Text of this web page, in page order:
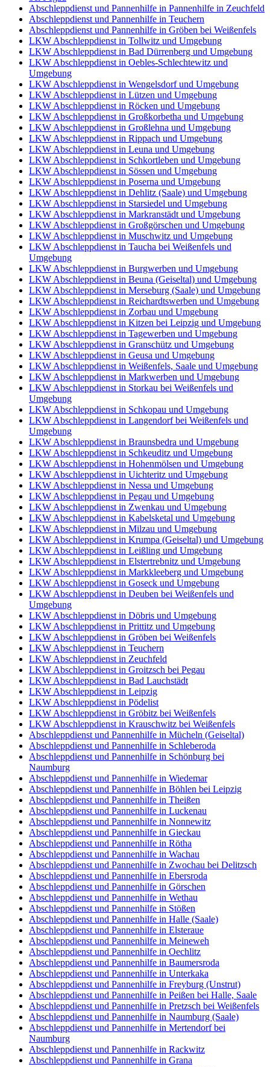
Abschleppdienst und Pannenhilfe in Pannenhilfe in Zeuchfeld
Abschleppdienst und Pannenhilfe in Teuchern
Abschleppdienst und Pannenhilfe in Gröben bei Weißenfels
LKW Abschleppdienst in Tollwitz und Umgebung
LKW Abschleppdienst in Bad Dürrenberg und Umgebung
LKW Abschleppdienst in Oebles-Schlechtewitz und
Umgebung
LKW Abschleppdienst in Wengelsdorf und Umgebung
LKW Abschleppdienst in Lützen und Umgebung
LKW Abschleppdienst in Röcken und Umgebung
LKW Abschleppdienst in Großkorbetha und Umgebung
LKW Abschleppdienst in Großlehna und Umgebung
LKW Abschleppdienst in Rippach und Umgebung
LKW Abschleppdienst in Leuna und Umgebung
LKW Abschleppdienst in Schkortleben und Umgebung
LKW Abschleppdienst in Sössen und Umgebung
LKW Abschleppdienst in Poserna und Umgebung
LKW Abschleppdienst in Dehlitz (Saale) und Umgebung
LKW Abschleppdienst in Starsiedel und Umgebung
LKW Abschleppdienst in Markranstädt und Umgebung
LKW Abschleppdienst in Großgörschen und Umgebung
LKW Abschleppdienst in Muschwitz und Umgebung
LKW Abschleppdienst in Taucha bei Weißenfels und
Umgebung
LKW Abschleppdienst in Burgwerben und Umgebung
LKW Abschleppdienst in Beuna (Geiseltal) und Umgebung
LKW Abschleppdienst in Merseburg (Saale) und Umgebung
LKW Abschleppdienst in Reichardtswerben und Umgebung
LKW Abschleppdienst in Zorbau und Umgebung
LKW Abschleppdienst in Kitzen bei Leipzig und Umgebung
LKW Abschleppdienst in Tagewerben und Umgebung
LKW Abschleppdienst in Granschütz und Umgebung
LKW Abschleppdienst in Geusa und Umgebung
LKW Abschleppdienst in Weißenfels, Saale und Umgebung
LKW Abschleppdienst in Markwerben und Umgebung
LKW Abschleppdienst in Storkau bei Weißenfels und
Umgebung
LKW Abschleppdienst in Schkopau und Umgebung
LKW Abschleppdienst in Langendorf bei Weißenfels und
Umgebung
LKW Abschleppdienst in Braunsbedra und Umgebung
LKW Abschleppdienst in Schkeuditz und Umgebung
LKW Abschleppdienst in Hohenmölsen und Umgebung
LKW Abschleppdienst in Uichteritz und Umgebung
LKW Abschleppdienst in Nessa und Umgebung
LKW Abschleppdienst in Pegau und Umgebung
LKW Abschleppdienst in Zwenkau und Umgebung
LKW Abschleppdienst in Kabelsketal und Umgebung
LKW Abschleppdienst in Milzau und Umgebung
LKW Abschleppdienst in Krumpa (Geiseltal) und Umgebung
LKW Abschleppdienst in Leißling und Umgebung
LKW Abschleppdienst in Elstertrebnitz und Umgebung
LKW Abschleppdienst in Markkleeberg und Umgebung
LKW Abschleppdienst in Goseck und Umgebung
LKW Abschleppdienst in Deuben bei Weißenfels und
Umgebung
LKW Abschleppdienst in Döbris und Umgebung
LKW Abschleppdienst in Prittitz und Umgebung
LKW Abschleppdienst in Gröben bei Weißenfels
LKW Abschleppdienst in Teuchern
LKW Abschleppdienst in Zeuchfeld
LKW Abschleppdienst in Groitzsch bei Pegau
LKW Abschleppdienst in Bad Lauchstädt
LKW Abschleppdienst in Leipzig
LKW Abschleppdienst in Pödelist
LKW Abschleppdienst in Gröbitz bei Weißenfels
LKW Abschleppdienst in Krauschwitz bei Weißenfels
Abschleppdienst und Pannenhilfe in Mücheln (Geiseltal)
Abschleppdienst und Pannenhilfe in Schleberoda
Abschleppdienst und Pannenhilfe in Schönburg bei
Naumburg
Abschleppdienst und Pannenhilfe in Wiedemar
Abschleppdienst und Pannenhilfe in Böhlen bei Leipzig
Abschleppdienst und Pannenhilfe in Theißen
Abschleppdienst und Pannenhilfe in Luckenau
Abschleppdienst und Pannenhilfe in Nonnewitz
Abschleppdienst und Pannenhilfe in Gieckau
Abschleppdienst und Pannenhilfe in Rötha
Abschleppdienst und Pannenhilfe in Wachau
Abschleppdienst und Pannenhilfe in Zwochau bei Delitzsch
Abschleppdienst und Pannenhilfe in Ebersroda
Abschleppdienst und Pannenhilfe in Görschen
Abschleppdienst und Pannenhilfe in Wethau
Abschleppdienst und Pannenhilfe in Stößen
Abschleppdienst und Pannenhilfe in Halle (Saale)
Abschleppdienst und Pannenhilfe in Elsteraue
Abschleppdienst und Pannenhilfe in Meineweh
Abschleppdienst und Pannenhilfe in Oechlitz
Abschleppdienst und Pannenhilfe in Baumersroda
Abschleppdienst und Pannenhilfe in Unterkaka
Abschleppdienst und Pannenhilfe in Freyburg (Unstrut)
Abschleppdienst und Pannenhilfe in Peißen bei Halle, Saale
Abschleppdienst und Pannenhilfe in Pretzsch bei Weißenfels
Abschleppdienst und Pannenhilfe in Naumburg (Saale)
Abschleppdienst und Pannenhilfe in Mertendorf bei
Naumburg
Abschleppdienst und Pannenhilfe in Rackwitz
Abschleppdienst und Pannenhilfe in Grana